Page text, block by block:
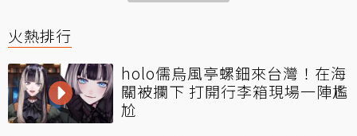
火熱排行
holo儒烏風亭螺鈿來台灣！在海
關被攔下 打開行李箱現場一陣尷
尬